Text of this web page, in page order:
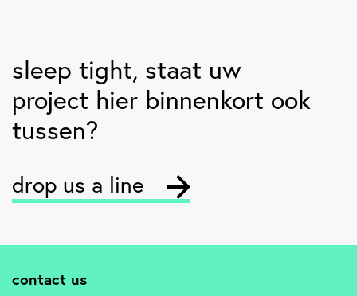
sleep tight, staat uw
project hier binnenkort ook
tussen?
drop us a line
contact us